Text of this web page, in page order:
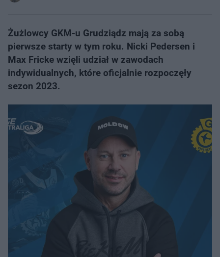
Żużlowcy GKM-u Grudziądz mają za sobą
pierwsze starty w tym roku. Nicki Pedersen i
Max Fricke wzięli udział w zawodach
indywidualnych, które oficjalnie rozpoczęły
sezon 2023.